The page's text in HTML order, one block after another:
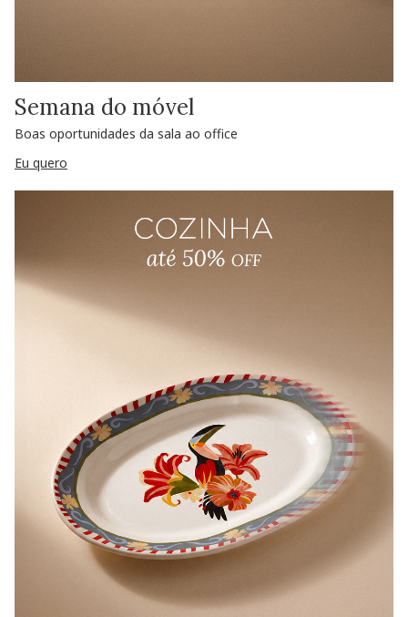
Semana do móvel
Boas oportunidades da sala ao office
Eu quero